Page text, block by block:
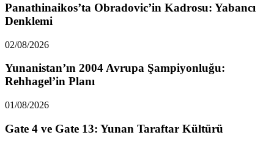
Panathinaikos’ta Obradovic’in Kadrosu: Yabancı
Denklemi
02/08/2026
Yunanistan’ın 2004 Avrupa Şampiyonluğu:
Rehhagel’in Planı
01/08/2026
Gate 4 ve Gate 13: Yunan Taraftar Kültürü